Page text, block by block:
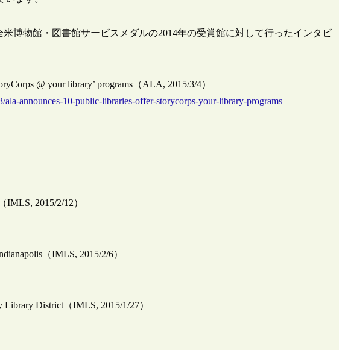
米博物館・図書館サービスメダルの2014年の受賞館に対して行ったインタビ
@ your library’ programs（ALA, 2015/3/4）
ala-announces-10-public-libraries-offer-storycorps-your-library-programs
IMLS, 2015/2/12）
（IMLS, 2015/2/6）
Library District（IMLS, 2015/1/27）